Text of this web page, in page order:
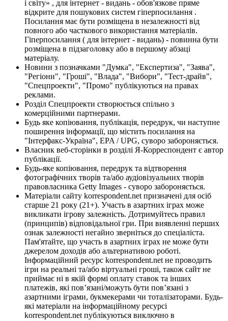
і світу» , для інтернет - видань - обов'язкове пряме
відкрите для пошукових систем гіперпосилання .
Посилання має бути розміщена в незалежності від
повного або часткового використання матеріалів.
Гіперпосилання ( для інтернет - видань) - повинна бути
розміщена в підзаголовку або в першому абзаці
матеріалу.
Новини з позначками "Думка", "Експертиза", "Заява",
"Регіони", "Гроші", "Влада", "Вибори", "Тест-драйв",
"Спецпроекти", "Промо" публікуються на правах
реклами.
Розділ Спецпроекти створюється спільно з
комерційними партнерами.
Будь яке копіювання, публікація, передрук, чи наступне
поширення інформації, що містить посилання на
"Інтерфакс-Україна", EPA / UPG, суворо забороняється.
Власник веб-сторінки в розділі Я-Корреспондент є автор
публікації.
Будь-яке копіювання, передрук та відтворення
фотографічних творів та/або аудіовізуальних творів
правовласника Getty Images - суворо забороняється.
Матеріали сайту korrespondent.net призначені для осіб
старше 21 року (21+). Участь в азартних іграх може
викликати ігрову залежність. Дотримуйтесь правил
(принципів) відповідальної гри. При виявленні перших
ознак залежності негайно зверніться до спеціаліста.
Пам'ятайте, що участь в азартних іграх не може бути
джерелом доходів або альтернативою роботі.
Інформаційний ресурс korrespondent.net не проводить
ігри на реальні та/або віртуальні гроші, також сайт не
приймає ні в якій формі оплату ставок та інших
платежів, які пов’язані/можуть бути пов’язані з
азартними іграми, букмекерами чи тоталізаторами. Будь-
які матеріали на інформаційному ресурсі
korrespondent.net публікуються виключно в